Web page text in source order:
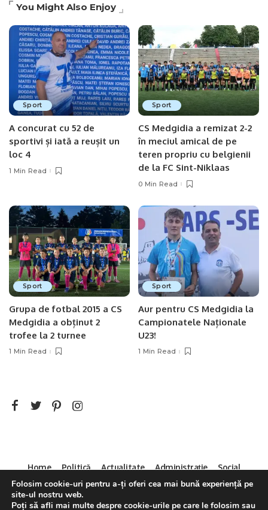
You Might Also Enjoy
Sport
A concurat cu 52 de
sportivi și iată a reușit un
loc 4
1 Min Read
Sport
CS Medgidia a remizat 2-2
în meciul amical de pe
teren propriu cu belgienii
de la FC Sint-Niklaas
0 Min Read
Sport
Grupa de fotbal 2015 a CS
Medgidia a obținut 2
trofee la 2 turnee
1 Min Read
Sport
Aur pentru CS Medgidia la
Campionatele Naționale
U23!
1 Min Read
Home Politică Actualitate Administrație
Social
Sport
Mica Publicitate Servicii
Contact
Folosim cookie-uri pentru a-ți oferi cea mai bună experiență pe
site-ul nostru web.
Poți să afli mai multe despre cookie-urile pe care le folosim sau